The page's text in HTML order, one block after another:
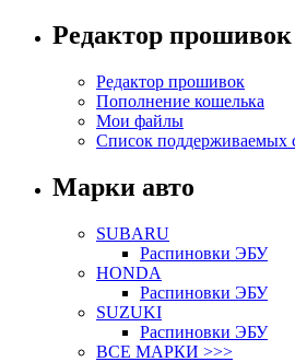
Редактор прошивок
Редактор прошивок
Пополнение кошелька
Мои файлы
Список поддерживаемых
Марки авто
SUBARU
Распиновки ЭБУ
HONDA
Распиновки ЭБУ
SUZUKI
Распиновки ЭБУ
ВСЕ МАРКИ >>>